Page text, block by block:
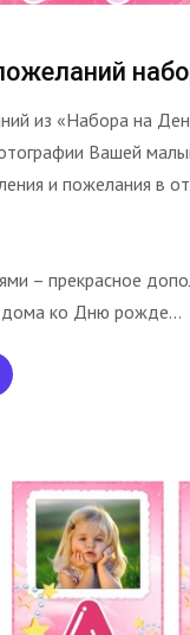
из «Набора на
Вашей
и пожелания в
– прекрасное
ко Дню рожде...